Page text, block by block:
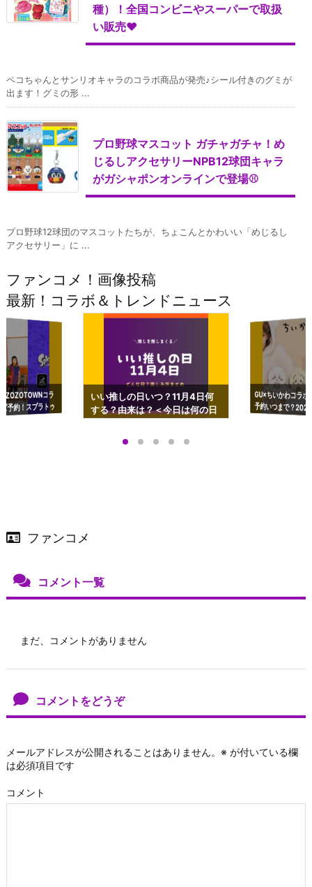
種）！全国コンビニやスーパーで取扱
い販売♥
ペコちゃんとサンリオキャラのコラボ商品が発売♪シール付きのグミが
出ます！グミの形 ...
プロ野球マスコット ガチャガチャ！め
じるしアクセサリーNPB12球団キャラ
がガシャポンオンラインで登場⚾
プロ野球12球団のマスコットたちが、ちょこんとかわいい「めじるし
アクセサリー」に ...
ファンコメ！画像投稿
最新！コラボ＆トレンドニュース
コラ
予約！スプラトゥ
ップも渋谷Hz
いい推しの日いつ？11月4日何
する？由来は？＜今日は何の日
GU×ちいかわコラ
予約いつまで？
ーチやショルダー
ファンコメ
コメント一覧
まだ、コメントがありません
コメントをどうぞ
メールアドレスが公開されることはありません。 ※ が付いている欄
は必須項目です
コメント